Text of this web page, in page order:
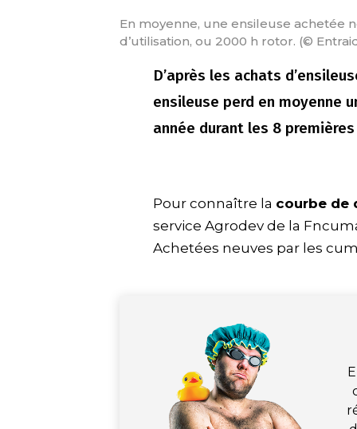
En moyenne, une ensileuse achetée
d’utilisation, ou 2000 h rotor. (©
D’après les achats
ensileuse perd en moyenne
année durant les 8
Pour connaître la courbe de
service Agrodev de la
Achetées neuves par les